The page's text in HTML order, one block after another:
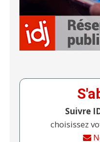
Suivre
choisissez